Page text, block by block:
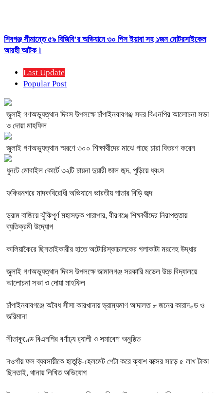
শিবগঞ্জ সীমান্তে ৫৯ বিজিবি’র অভিযানে ৩০ পিস ইয়াবা সহ ১জন মোটরসাইকেল
আরহী আটক।
Last Update
Popular Post
জুলাই গণঅভ্যুত্থান দিবস উপলক্ষে চাঁপাইনবাবগঞ্জ সদর বিএনপির আলোচনা সভা
ও দোয়া মাহফিল
জুলাই গণঅভ্যুত্থান স্মরণে ৩০০ শিক্ষার্থীদের মাঝে গাছে চারা বিতরণ করেন
ধুনটে মোবাইল কোর্টে ৩২টি চায়না দুয়ারী জাল জব্দ, পুড়িয়ে ধ্বংস
ফকিরনগরে মাদকবিরোধী অভিযানে ভারতীয় পাতার বিড়ি জব্দ
ড্রাম বাজিয়ে ঝুঁকিপূর্ণ মহাসড়ক পারাপার, বীরগঞ্জে শিক্ষার্থীদের নিরাপত্তায়
ব্যতিক্রমী উদ্যোগ
কালিয়াকৈরে ছিনতাইকারীর হাতে অটোরিস্কাচালকের গলাকাটা মরদেহ উদ্ধার
জুলাই গণঅভ্যুত্থান দিবস উপলক্ষে জামালগঞ্জ সরকারি মডেল উচ্চ বিদ্যালয়ে
আলোচনা সভা ও দোয়া মাহফিল
চাঁপাইনবাবগঞ্জে অবৈধ সীসা কারখানায় ভ্রাম্যমাণ আদালত ৮ জনের কারাদণ্ড ও
জরিমানা
সীতাকুণ্ডে বিএনপির বর্ণাঢ্য র‍্যালী ও সমাবেশ অনুষ্ঠিত
নওগাঁয় ফল ব্যবসায়ীকে হাতুড়ি-হেলমেট পেটা করে ক্যাশ বক্সের সাড়ে ৫ লাখ টাকা
ছিনতাই, থানায় লিখিত অভিযোগ